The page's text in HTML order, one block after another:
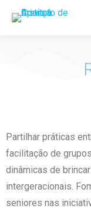
Partilhar práticas
facilitação de
dinâmicas de
intergeracionais.
seniores nas